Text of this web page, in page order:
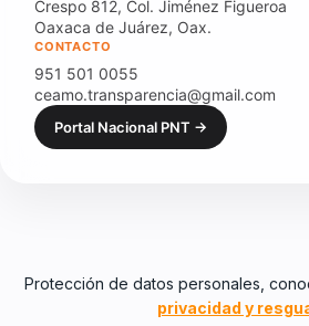
Crespo 812, Col. Jiménez Figueroa
Oaxaca de Juárez, Oax.
CONTACTO
951 501 0055
ceamo.transparencia@gmail.com
Portal Nacional PNT →
Protección de datos personales,
privacidad y